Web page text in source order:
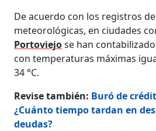
De acuerdo con los registros
meteorológicas, en ciudades
Portoviejose han
con temperaturas máximas
34 °C.
Revise también: Buró de
¿Cuánto tiempo tardan en
deudas?